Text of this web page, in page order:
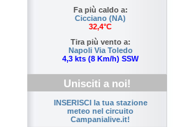
Fa più caldo a:
Cicciano (NA)
32,4°C
Tira più vento a:
Napoli Via Toledo
4,3 kts (8 Km/h) SSW
Unisciti a noi!
INSERISCI la tua stazione
meteo nel circuito
Campanialive.it!